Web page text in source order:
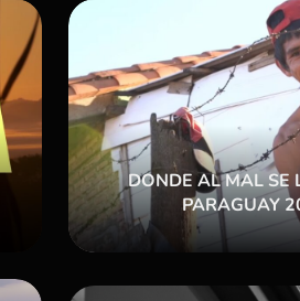
DONDE AL MAL SE
PARAGUAY